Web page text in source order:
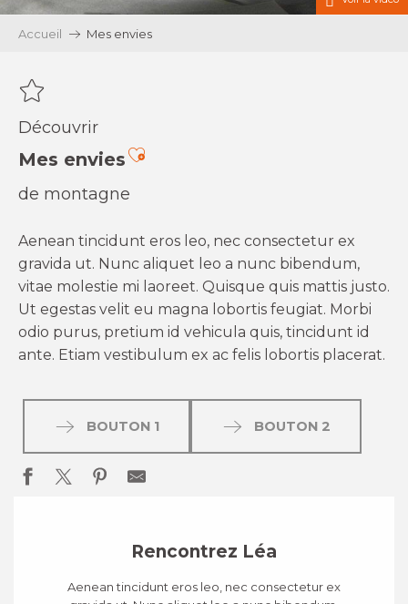
Accueil Mes envies
Découvrir
Mes enviesAjouter aux favoris
de montagne
Aenean tincidunt eros leo, nec consectetur ex
gravida ut. Nunc aliquet leo a nunc bibendum,
vitae molestie mi laoreet. Quisque quis mattis justo.
Ut egestas velit eu magna lobortis feugiat. Morbi
odio purus, pretium id vehicula quis, tincidunt id
ante. Etiam vestibulum ex ac felis lobortis placerat.
BOUTON 1 BOUTON 2
Rencontrez Léa
Aenean tincidunt eros leo, nec consectetur ex